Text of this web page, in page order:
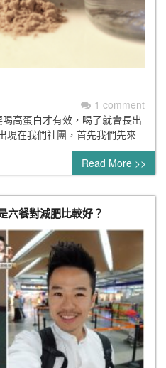
1 comment
高蛋白才有效，喝了就會長出
現在我們社團，首先我們先來
Read More >>
六餐對減肥比較好？